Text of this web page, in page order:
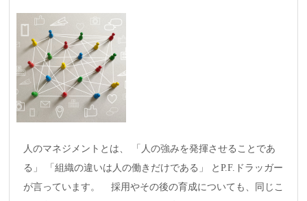
人のマネジメントとは、 「人の強みを発揮させることであ
る」 「組織の違いは人の働きだけである」 とP.F.ドラッガー
が言っています。 採用やその後の育成についても、同じこ